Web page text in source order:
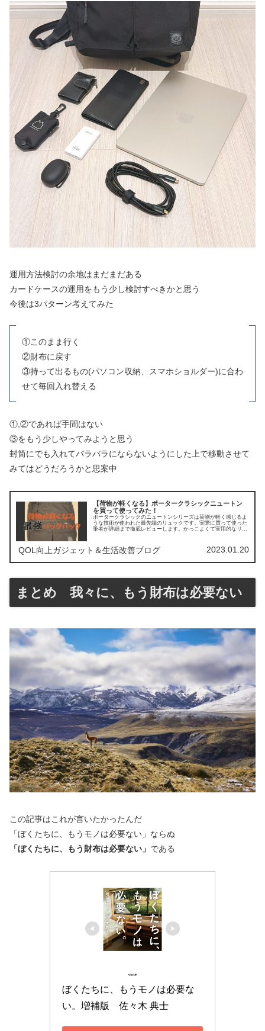
運用方法検討の余地はまだまだある
カードケースの運用をもう少し検討すべきかと思う
今後は3パターン考えてみた
①このまま行く
②財布に戻す
③持って出るもの(パソコン収納、スマホショルダー)に合わ
せて毎回入れ替える
①,②であれば手間はない
③をもう少しやってみようと思う
封筒にでも入れてバラバラにならないようにした上で移動させて
みてはどうだろうかと思案中
【荷物が軽くなる】ポータークラシックニュートン
を買って使ってみた！
ポータークラシックのニュートンシリーズは荷物が軽く感じるよ
うな技術が使われた最先端のリュックです。実際に買って使った
筆者が詳細まで徹底レビューします。かっこよくて実用的なリュ
QOL向上ガジェット＆生活改善ブログ 2023.01.20
まとめ 我々に、もう財布は必要ない
この記事はこれが言いたかったんだ
「ぼくたちに、もうモノは必要ない」ならぬ
「ぼくたちに、もう財布は必要ない」 である
ぼくたちに、もうモノは必要な
い。増補版　佐々木 典士